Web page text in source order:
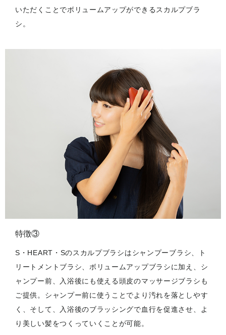
いただくことでボリュームアップができるスカルプブラ
シ。
特徴③
S・HEART・Sのスカルプブラシはシャンプーブラシ、ト
リートメントブラシ、ボリュームアップブラシに加え、シ
ャンプー前、入浴後にも使える頭皮のマッサージブラシも
ご提供。シャンプー前に使うことでより汚れを落としやす
く、そして、入浴後のブラッシングで血行を促進させ、よ
り美しい髪をつくっていくことが可能。